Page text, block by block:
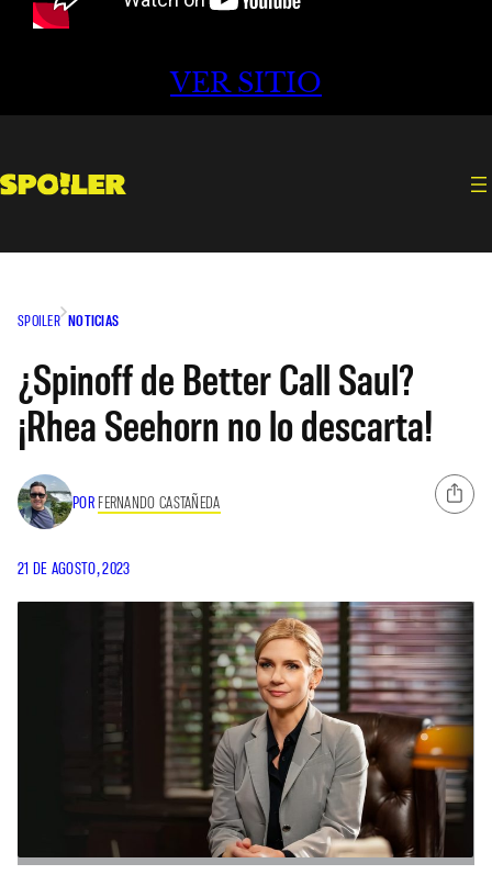
VER SITIO
SPOILER NOTICIAS
¿Spinoff de Better Call Saul?
¡Rhea Seehorn no lo descarta!
POR FERNANDO CASTAÑEDA
21 DE AGOSTO, 2023